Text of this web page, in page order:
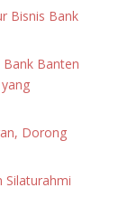
Bisnis Bank
Bank Banten
Dorong
Silaturahmi